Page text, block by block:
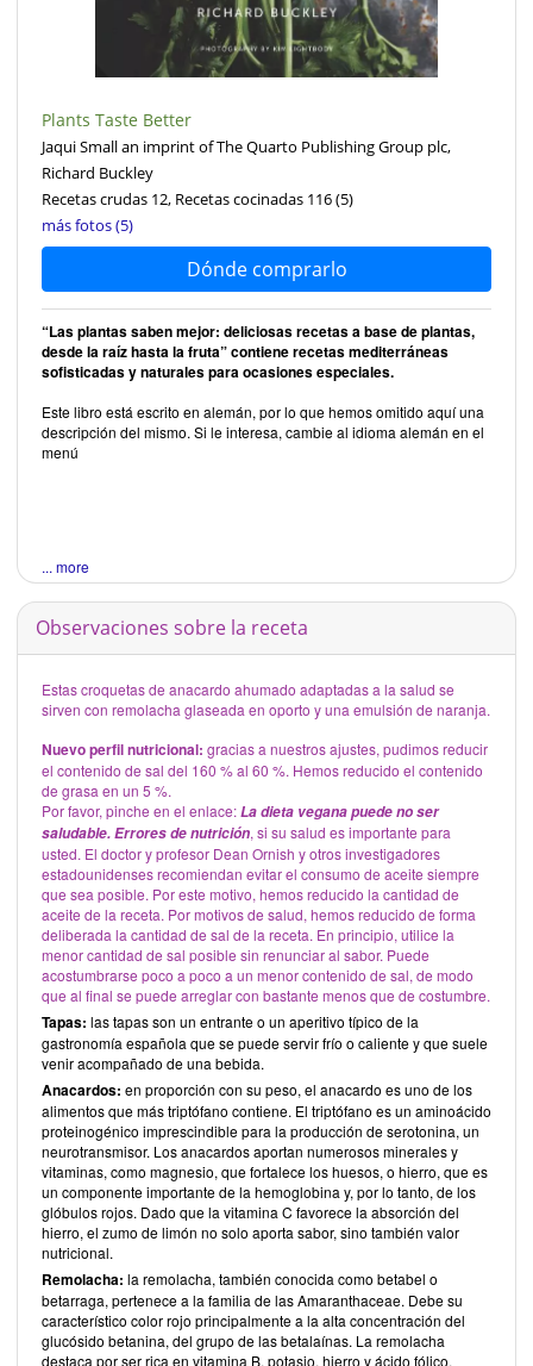
Plants Taste Better
Jaqui Small an imprint of The Quarto Publishing Group plc,
Richard Buckley
Recetas crudas 12, Recetas cocinadas 116(5)
más fotos (5)
Dónde comprarlo
“Las plantas saben mejor: deliciosas recetas a base de plantas,
desde la raíz hasta la fruta” contiene recetas mediterráneas
sofisticadas y naturales para ocasiones especiales.
Este libro está escrito en alemán, por lo que hemos omitido aquí una
descripción del mismo. Si le interesa, cambie al idioma alemán en el
menú
... more
Observaciones sobre la receta
Estas croquetas de anacardo ahumado adaptadas a la salud se
sirven con remolacha glaseada en oporto y una emulsión de naranja.
Nuevo perfil nutricional: gracias a nuestros ajustes, pudimos reducir
el contenido de sal del 160 % al 60 %. Hemos reducido el contenido
de grasa en un 5 %.
Por favor, pinche en el enlace:La dieta vegana puede no ser
saludable.Errores de nutrición, si su salud es importante para
usted. El doctor y profesor Dean Ornish y otros investigadores
estadounidenses recomiendan evitar el consumo de aceite siempre
que sea posible. Por este motivo, hemos reducido la cantidad de
aceite de la receta. Por motivos de salud, hemos reducido de forma
deliberada la cantidad de sal de la receta. En principio, utilice la
menor cantidad de sal posible sin renunciar al sabor. Puede
acostumbrarse poco a poco a un menor contenido de sal, de modo
que al final se puede arreglar con bastante menos que de costumbre.
Tapas: las tapas son un entrante o un aperitivo típico de la
gastronomía española que se puede servir frío o caliente y que suele
venir acompañado de una bebida.
Anacardos: en proporción con su peso, el anacardo es uno de los
alimentos que más triptófano contiene. El triptófano es un aminoácido
proteinogénico imprescindible para la producción de serotonina, un
neurotransmisor. Los anacardos aportan numerosos minerales y
vitaminas, como magnesio, que fortalece los huesos, o hierro, que es
un componente importante de la hemoglobina y, por lo tanto, de los
glóbulos rojos. Dado que la vitamina C favorece la absorción del
hierro, el zumo de limón no solo aporta sabor, sino también valor
nutricional.
Remolacha: la remolacha, también conocida como betabel o
betarraga, pertenece a la familia de las Amaranthaceae. Debe su
característico color rojo principalmente a la alta concentración del
glucósido betanina, del grupo de las betalaínas. La remolacha
destaca por ser rica en vitamina B, potasio, hierro y ácido fólico.